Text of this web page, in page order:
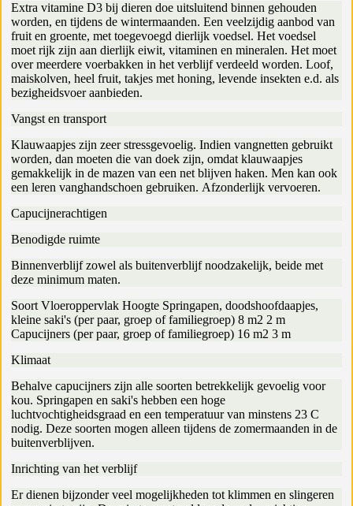
Extra vitamine D3 bij dieren doe uitsluitend binnen gehouden
worden, en tijdens de wintermaanden. Een veelzijdig aanbod van
fruit en groente, met toegevoegd dierlijk voedsel. Het voedsel
moet rijk zijn aan dierlijk eiwit, vitaminen en mineralen. Het moet
over meerdere voerbakken in het verblijf verdeeld worden. Loof,
maiskolven, heel fruit, takjes met honing, levende insekten e.d. als
bezigheidsvoer aanbieden.
Vangst en transport
Klauwaapjes zijn zeer stressgevoelig. Indien vangnetten gebruikt
worden, dan moeten die van doek zijn, omdat klauwaapjes
gemakkelijk in de mazen van een net blijven haken. Men kan ook
een leren vanghandschoen gebruiken. Afzonderlijk vervoeren.
Capucijnerachtigen
Benodigde ruimte
Binnenverblijf zowel als buitenverblijf noodzakelijk, beide met
deze minimum maten.
Soort Vloeroppervlak Hoogte Springapen, doodshoofdaapjes,
kleine saki's (per paar, groep of familiegroep) 8 m2 2 m
Capucijners (per paar, groep of familiegroep) 16 m2 3 m
Klimaat
Behalve capucijners zijn alle soorten betrekkelijk gevoelig voor
kou. Springapen en saki's hebben een hoge
luchtvochtigheidsgraad en een temperatuur van minstens 23 C
nodig. Deze soorten mogen alleen tijdens de zomermaanden in de
buitenverblijven.
Inrichting van het verblijf
Er dienen bijzonder veel mogelijkheden tot klimmen en slingeren